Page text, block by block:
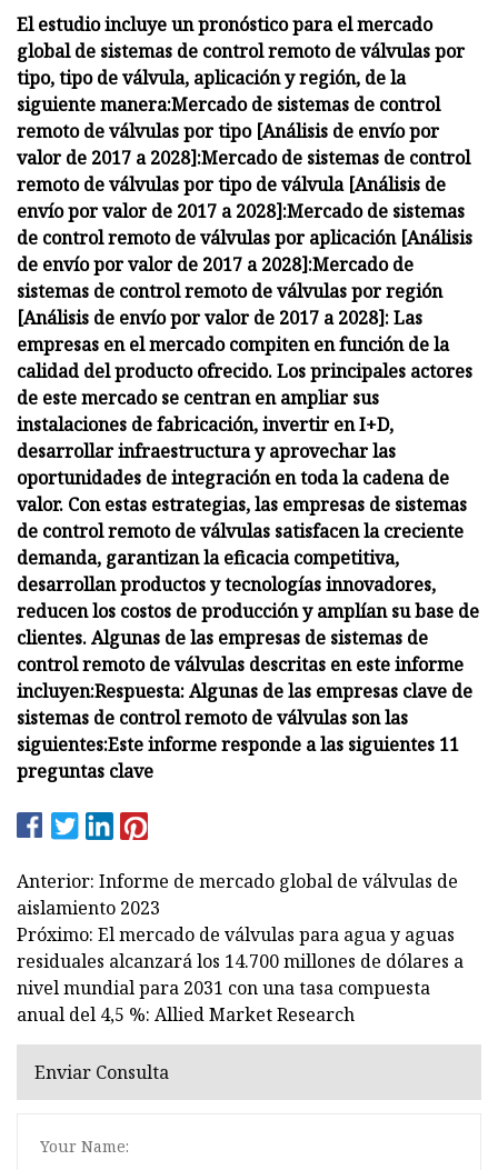
El estudio incluye un pronóstico para el mercado
global de sistemas de control remoto de válvulas por
tipo, tipo de válvula, aplicación y región, de la
siguiente manera:Mercado de sistemas de control
remoto de válvulas por tipo [Análisis de envío por
valor de 2017 a 2028]:Mercado de sistemas de control
remoto de válvulas por tipo de válvula [Análisis de
envío por valor de 2017 a 2028]:Mercado de sistemas
de control remoto de válvulas por aplicación [Análisis
de envío por valor de 2017 a 2028]:Mercado de
sistemas de control remoto de válvulas por región
[Análisis de envío por valor de 2017 a 2028]:Las
empresas en el mercado compiten en función de la
calidad del producto ofrecido. Los principales actores
de este mercado se centran en ampliar sus
instalaciones de fabricación, invertir en I+D,
desarrollar infraestructura y aprovechar las
oportunidades de integración en toda la cadena de
valor. Con estas estrategias, las empresas de sistemas
de control remoto de válvulas satisfacen la creciente
demanda, garantizan la eficacia competitiva,
desarrollan productos y tecnologías innovadores,
reducen los costos de producción y amplían su base de
clientes. Algunas de las empresas de sistemas de
control remoto de válvulas descritas en este informe
incluyen:Respuesta: Algunas de las empresas clave de
sistemas de control remoto de válvulas son las
siguientes:Este informe responde a las siguientes 11
preguntas clave
Anterior: Informe de mercado global de válvulas de
aislamiento 2023
Próximo: El mercado de válvulas para agua y aguas
residuales alcanzará los 14.700 millones de dólares a
nivel mundial para 2031 con una tasa compuesta
anual del 4,5 %: Allied Market Research
Enviar Consulta